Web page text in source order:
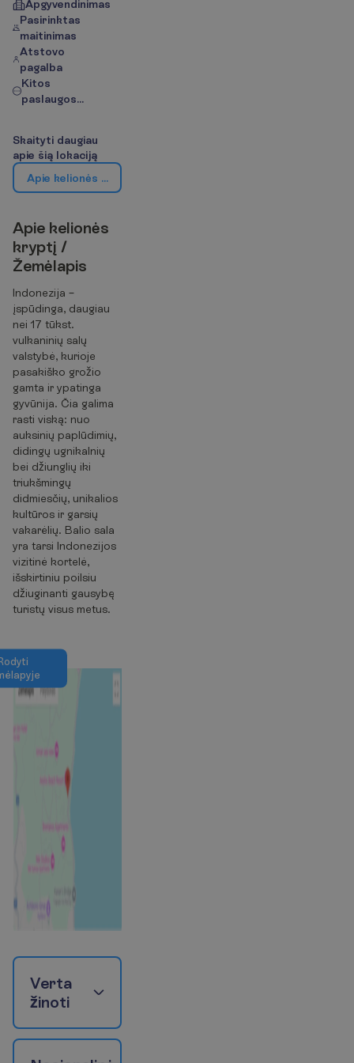
Apgyvendinimas
Pasirinktas
maitinimas
Atstovo
pagalba
Kitos
paslaugos...
Skaityti daugiau
apie šią lokaciją
Apie kelionės kr
Apie kelionės
kryptį /
Žemėlapis
Indonezija –
įspūdinga, daugiau
nei 17 tūkst.
vulkaninių salų
valstybė, kurioje
pasakiško grožio
gamta ir ypatinga
gyvūnija. Čia galima
rasti viską: nuo
auksinių paplūdimių,
didingų ugnikalnių
bei džiunglių iki
triukšmingų
didmiesčių, unikalios
kultūros ir garsių
vakarėlių. Balio sala
yra tarsi Indonezijos
vizitinė kortelė,
išskirtiniu poilsiu
džiuginanti gausybę
turistų visus metus.
odyti
ėlapyje
Verta
žinoti